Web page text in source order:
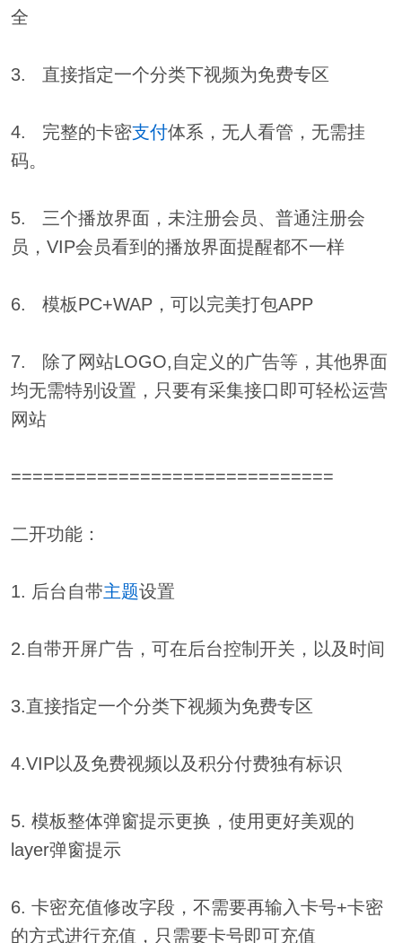
全
3. 直接指定一个分类下视频为免费专区
4. 完整的卡密支付体系，无人看管，无需挂
码。
5. 三个播放界面，未注册会员、普通注册会
员，VIP会员看到的播放界面提醒都不一样
6. 模板PC+WAP，可以完美打包APP
7. 除了网站LOGO,自定义的广告等，其他界面
均无需特别设置，只要有采集接口即可轻松运营
网站
==============================
二开功能：
1. 后台自带主题设置
2.自带开屏广告，可在后台控制开关，以及时间
3.直接指定一个分类下视频为免费专区
4.VIP以及免费视频以及积分付费独有标识
5. 模板整体弹窗提示更换，使用更好美观的
layer弹窗提示
6. 卡密充值修改字段，不需要再输入卡号+卡密
的方式进行充值，只需要卡号即可充值